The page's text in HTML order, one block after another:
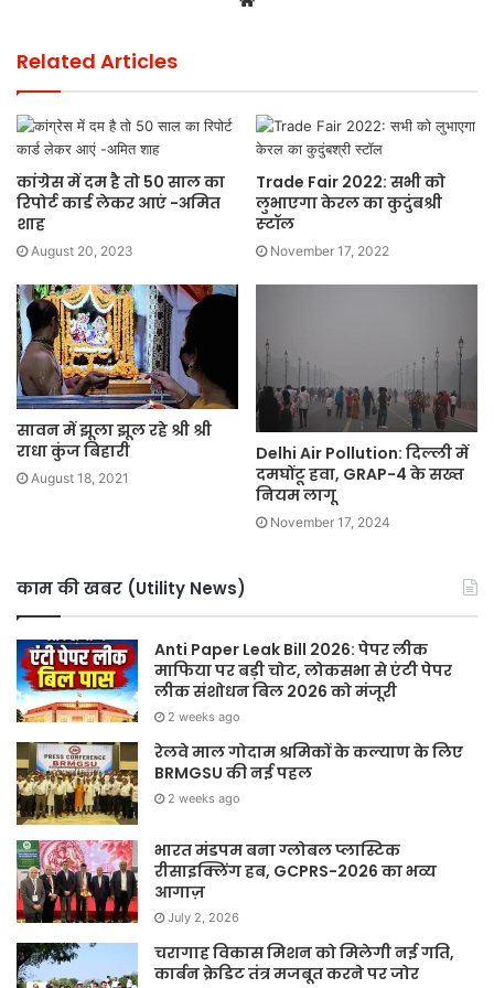
Related Articles
कांग्रेस में दम है तो 50 साल का
रिपोर्ट कार्ड लेकर आएं -अमित
शाह
August 20, 2023
Trade Fair 2022: सभी को
लुभाएगा केरल का कुदुंबश्री
स्‍टॉल
November 17, 2022
सावन में झूला झूल रहे श्री श्री
राधा कुंज बिहारी
August 18, 2021
Delhi Air Pollution: दिल्ली में
दमघोंटू हवा, GRAP-4 के सख्त
नियम लागू
November 17, 2024
काम की खबर (Utility News)
Anti Paper Leak Bill 2026: पेपर लीक
माफिया पर बड़ी चोट, लोकसभा से एंटी पेपर
लीक संशोधन बिल 2026 को मंजूरी
2 weeks ago
रेलवे माल गोदाम श्रमिकों के कल्याण के लिए
BRMGSU की नई पहल
2 weeks ago
भारत मंडपम बना ग्लोबल प्लास्टिक
रीसाइक्लिंग हब, GCPRS-2026 का भव्य
आगाज़
July 2, 2026
चरागाह विकास मिशन को मिलेगी नई गति,
कार्बन क्रेडिट तंत्र मजबूत करने पर जोर